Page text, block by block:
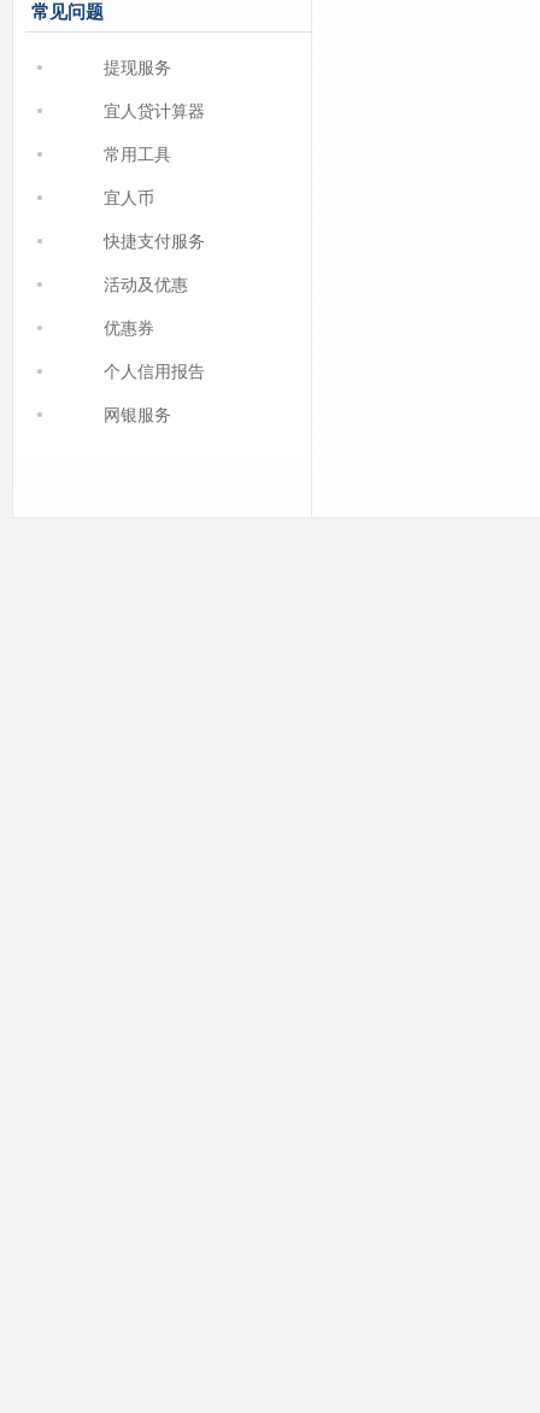
常见问题
提现服务
宜人贷计算器
常用工具
宜人币
快捷支付服务
活动及优惠
优惠券
个人信用报告
网银服务